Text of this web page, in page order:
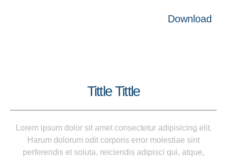
Download
Tittle Tittle
Lorem ipsum dolor sit amet consectetur adipisicing elit.
Harum dolorum odit corporis error molestiae sint
perferendis et soluta, reiciendis adipisci qui, atque,